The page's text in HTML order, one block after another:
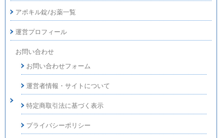
アポキル錠/お薬一覧
運営プロフィール
お問い合わせ
お問い合わせフォーム
運営者情報・サイトについて
特定商取引法に基づく表示
プライバシーポリシー